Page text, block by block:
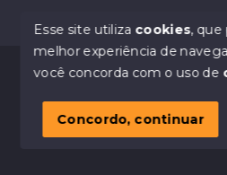
Olá! Estamos
© Copyright 2026 - Gabriela
SITE PARA IMOBILIARIA
Esse site utiliza cookies, que
melhor experiência de
você concorda com o uso de
Concordo, continuar